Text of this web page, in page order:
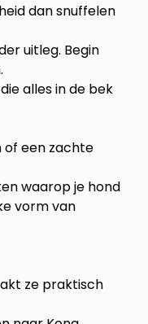
dan snuffelen
uitleg. Begin
alles in de bek
of een zachte
waarop je hond
vorm van
ze praktisch